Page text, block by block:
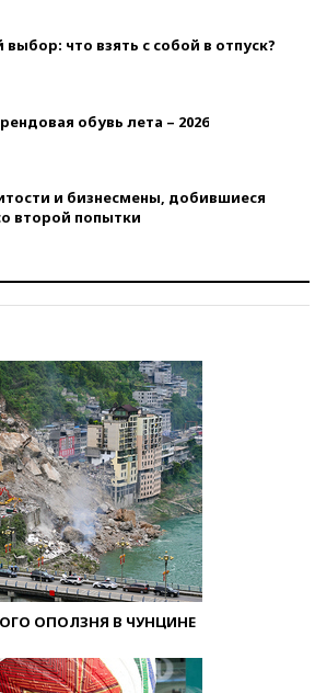
что взять с собой в отпуск?
обувь лета – 2026
и бизнесмены, добившиеся
второй попытки
ОПОЛЗНЯ В ЧУНЦИНЕ